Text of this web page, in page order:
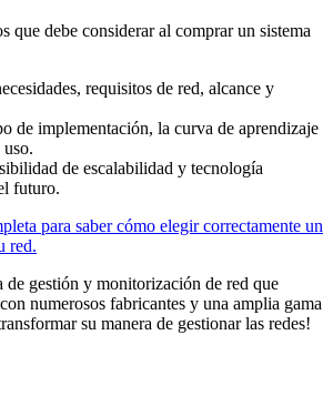
que debe considerar al comprar un sistema
requisitos de red, alcance y
de implementación, la curva de aprendizaje
de escalabilidad y tecnología
futuro.
para saber cómo elegir correctamente un
red.
de gestión y monitorización de red que
numerosos fabricantes y una amplia gama
su manera de gestionar las redes!